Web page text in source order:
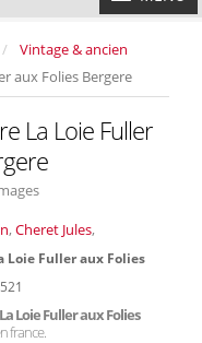
Vintage & ancien
aux Folies Bergere
La Loie Fuller
, Cheret Jules,
Fuller aux Folies
Loie Fuller aux Folies
france.